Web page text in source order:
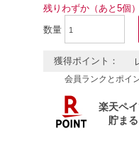
残りわずか（あと5個）
数量
獲得ポイント：
会員ランクとポイ